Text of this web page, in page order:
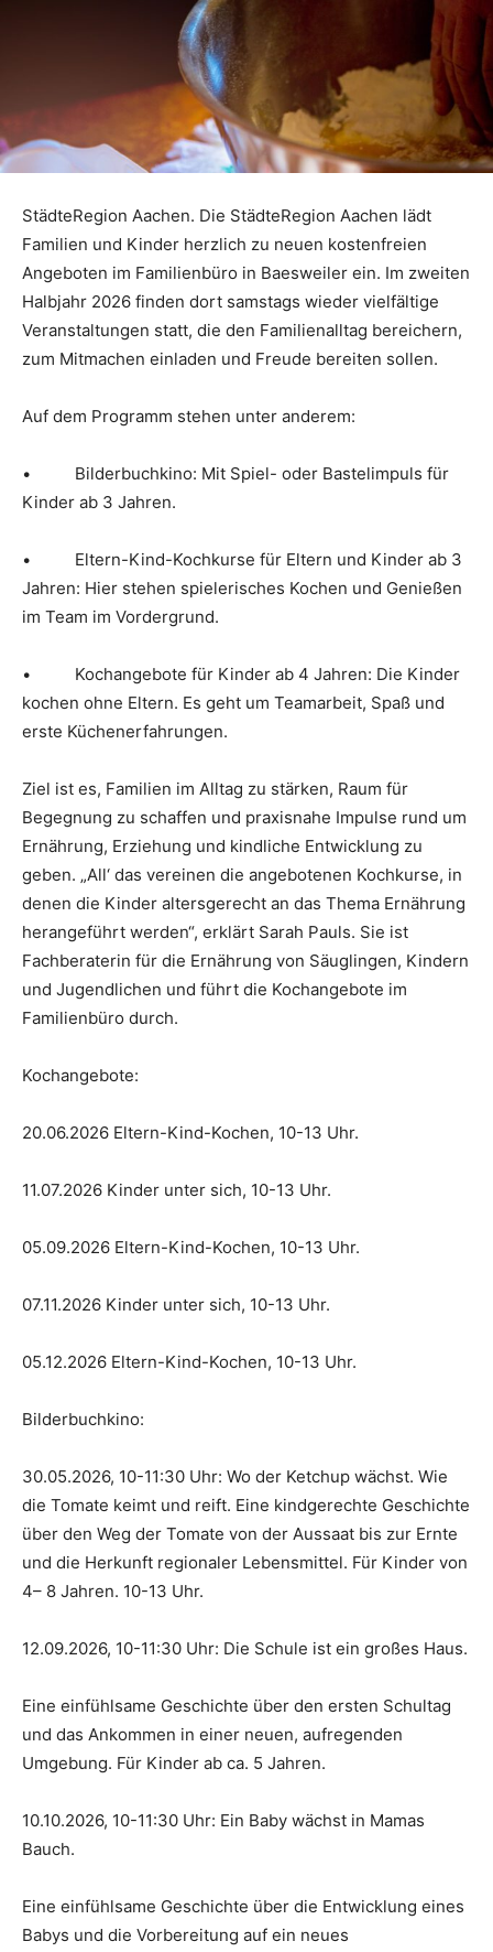
StädteRegion Aachen. Die StädteRegion Aachen lädt
Familien und Kinder herzlich zu neuen kostenfreien
Angeboten im Familienbüro in Baesweiler ein. Im zweiten
Halbjahr 2026 finden dort samstags wieder vielfältige
Veranstaltungen statt, die den Familienalltag bereichern,
zum Mitmachen einladen und Freude bereiten sollen.
Auf dem Programm stehen unter anderem:
• Bilderbuchkino: Mit Spiel- oder Bastelimpuls für
Kinder ab 3 Jahren.
• Eltern-Kind-Kochkurse für Eltern und Kinder ab 3
Jahren: Hier stehen spielerisches Kochen und Genießen
im Team im Vordergrund.
• Kochangebote für Kinder ab 4 Jahren: Die Kinder
kochen ohne Eltern. Es geht um Teamarbeit, Spaß und
erste Küchenerfahrungen.
Ziel ist es, Familien im Alltag zu stärken, Raum für
Begegnung zu schaffen und praxisnahe Impulse rund um
Ernährung, Erziehung und kindliche Entwicklung zu
geben. „All‘ das vereinen die angebotenen Kochkurse, in
denen die Kinder altersgerecht an das Thema Ernährung
herangeführt werden“, erklärt Sarah Pauls. Sie ist
Fachberaterin für die Ernährung von Säuglingen, Kindern
und Jugendlichen und führt die Kochangebote im
Familienbüro durch.
Kochangebote:
20.06.2026 Eltern-Kind-Kochen, 10-13 Uhr.
11.07.2026 Kinder unter sich, 10-13 Uhr.
05.09.2026 Eltern-Kind-Kochen, 10-13 Uhr.
07.11.2026 Kinder unter sich, 10-13 Uhr.
05.12.2026 Eltern-Kind-Kochen, 10-13 Uhr.
Bilderbuchkino:
30.05.2026, 10-11:30 Uhr: Wo der Ketchup wächst. Wie
die Tomate keimt und reift. Eine kindgerechte Geschichte
über den Weg der Tomate von der Aussaat bis zur Ernte
und die Herkunft regionaler Lebensmittel. Für Kinder von
4– 8 Jahren. 10-13 Uhr.
12.09.2026, 10-11:30 Uhr: Die Schule ist ein großes Haus.
Eine einfühlsame Geschichte über den ersten Schultag
und das Ankommen in einer neuen, aufregenden
Umgebung. Für Kinder ab ca. 5 Jahren.
10.10.2026, 10-11:30 Uhr: Ein Baby wächst in Mamas
Bauch.
Eine einfühlsame Geschichte über die Entwicklung eines
Babys und die Vorbereitung auf ein neues